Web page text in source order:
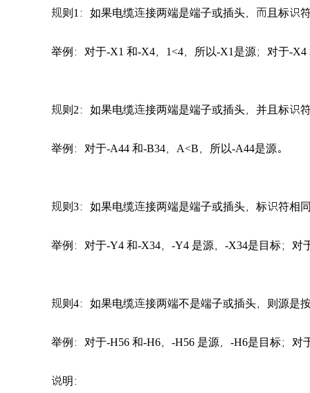
规则1：如果电缆连接两端是端子或插头，而且标识
举例：对于-X1 和-X4，1<4，所以-X1是源；对于-
规则2：如果电缆连接两端是端子或插头，并且标识
举例：对于-A44 和-B34，A<B，所以-A44是源。
规则3：如果电缆连接两端是端子或插头，标识符相
举例：对于-Y4 和-X34，-Y4 是源，-X34是目标；对
规则4：如果电缆连接两端不是端子或插头，则源是
举例：对于-H56 和-H6，-H56 是源，-H6是目标；
说明：